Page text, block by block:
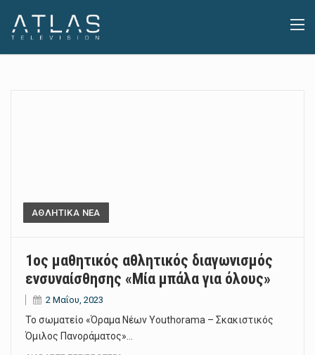
ΑΘΛΗΤΙΚΑ ΝΕΑ
1ος μαθητικός αθλητικός διαγωνισμός
ενσυναίσθησης «Μία μπάλα για όλους»
2 Μαΐου, 2023
Το σωματείο «Όραμα Νέων Youthorama – Σκακιστικός
Όμιλος Πανοράματος»…